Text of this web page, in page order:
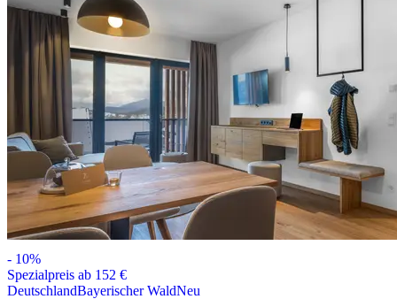
- 10%
Spezialpreis ab 152 €
DeutschlandBayerischer WaldNeu